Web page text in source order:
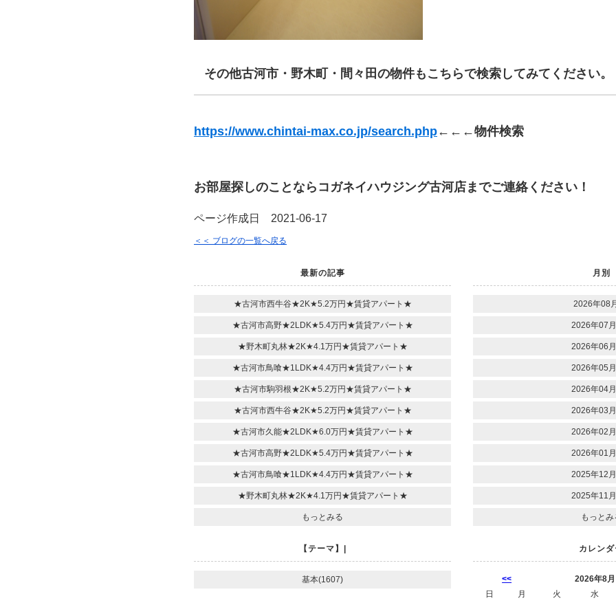
その他古河市・野木町・間々田の物件もこちらで検索してみてください。
https://www.chintai-max.co.jp/search.php←←←物件検索
お部屋探しのことならコガネイハウジング古河店までご連絡ください！
ページ作成日 2021-06-17
＜＜ ブログの一覧へ戻る
最新の記事
★古河市西牛谷★2K★5.2万円★賃貸アパート★
★古河市高野★2LDK★5.4万円★賃貸アパート★
★野木町丸林★2K★4.1万円★賃貸アパート★
★古河市鳥喰★1LDK★4.4万円★賃貸アパート★
★古河市駒羽根★2K★5.2万円★賃貸アパート★
★古河市西牛谷★2K★5.2万円★賃貸アパート★
★古河市久能★2LDK★6.0万円★賃貸アパート★
★古河市高野★2LDK★5.4万円★賃貸アパート★
★古河市鳥喰★1LDK★4.4万円★賃貸アパート★
★野木町丸林★2K★4.1万円★賃貸アパート★
もっとみる
月別
2026年08
2026年07
2026年06
2026年05
2026年04
2026年03
2026年02
2026年01
2025年12
2025年11
もっとみ
【テーマ】|
基本(1607)
カレン
<<
2026年8月
日
月 火 水